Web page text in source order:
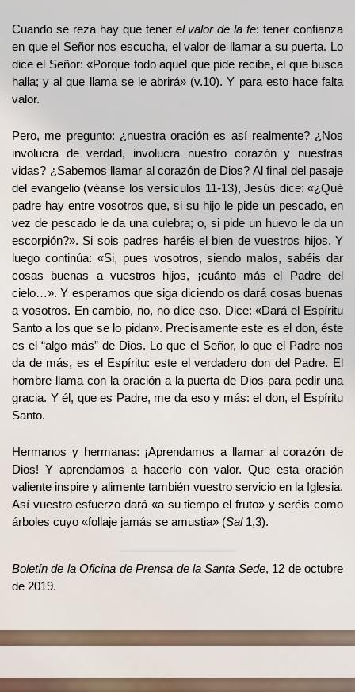
Cuando se reza hay que tener el valor de la fe: tener confianza
en que el Señor nos escucha, el valor de llamar a su puerta. Lo
dice el Señor: «Porque todo aquel que pide recibe, el que busca
halla; y al que llama se le abrirá» (v.10). Y para esto hace falta
valor.
Pero, me pregunto: ¿nuestra oración es así realmente? ¿Nos
involucra de verdad, involucra nuestro corazón y nuestras
vidas? ¿Sabemos llamar al corazón de Dios? Al final del pasaje
del evangelio (véanse los versículos 11-13), Jesús dice: «¿Qué
padre hay entre vosotros que, si su hijo le pide un pescado, en
vez de pescado le da una culebra; o, si pide un huevo le da un
escorpión?». Si sois padres haréis el bien de vuestros hijos. Y
luego continúa: «Si, pues vosotros, siendo malos, sabéis dar
cosas buenas a vuestros hijos, ¡cuánto más el Padre del
cielo…». Y esperamos que siga diciendo os dará cosas buenas
a vosotros. En cambio, no, no dice eso. Dice: «Dará el Espíritu
Santo a los que se lo pidan». Precisamente este es el don, éste
es el “algo más” de Dios. Lo que el Señor, lo que el Padre nos
da de más, es el Espíritu: este el verdadero don del Padre. El
hombre llama con la oración a la puerta de Dios para pedir una
gracia. Y él, que es Padre, me da eso y más: el don, el Espíritu
Santo.
Hermanos y hermanas: ¡Aprendamos a llamar al corazón de
Dios! Y aprendamos a hacerlo con valor. Que esta oración
valiente inspire y alimente también vuestro servicio en la Iglesia.
Así vuestro esfuerzo dará «a su tiempo el fruto» y seréis como
árboles cuyo «follaje jamás se amustia» (Sal1,3).
Boletín de la Oficina de Prensa de la Santa Sede, 12 de octubre
de 2019.